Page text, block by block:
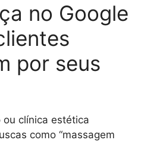
no Google
por seus
ou clínica estética
como “massagem